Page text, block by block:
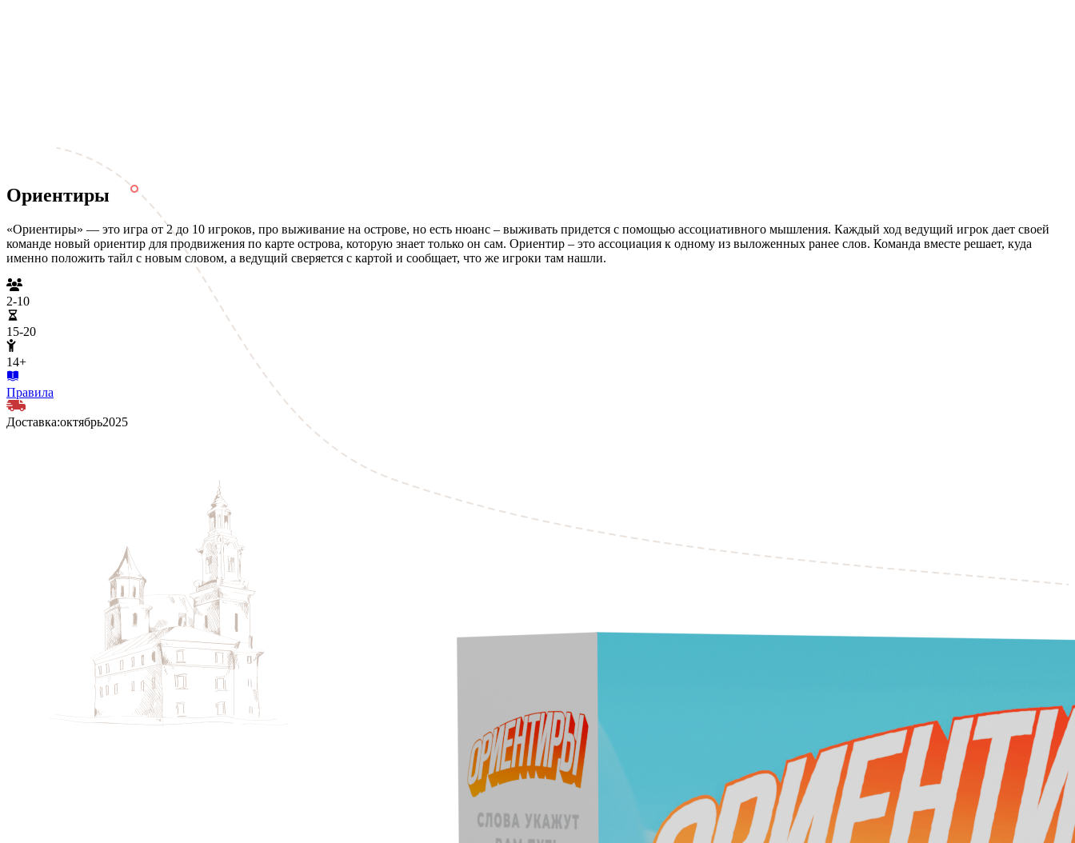
Ориентиры
«Ориентиры» — это игра от 2 до 10 игроков, про выживание на острове, но есть нюанс – выживать придется с помощью ассоциативного мышления. Каждый ход ведущий игрок дает своей
команде новый ориентир для продвижения по карте острова, которую знает только он сам. Ориентир – это ассоциация к одному из выложенных ранее слов. Команда вместе решает, куда
именно положить тайл с новым словом, а ведущий сверяется с картой и сообщает, что же игроки там нашли.
2-10
15-20
14+
Правила
Доставка:октябрь2025